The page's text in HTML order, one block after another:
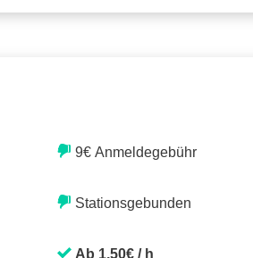
9€ Anmeldegebühr
Stationsgebunden
Ab 1,50€ / h